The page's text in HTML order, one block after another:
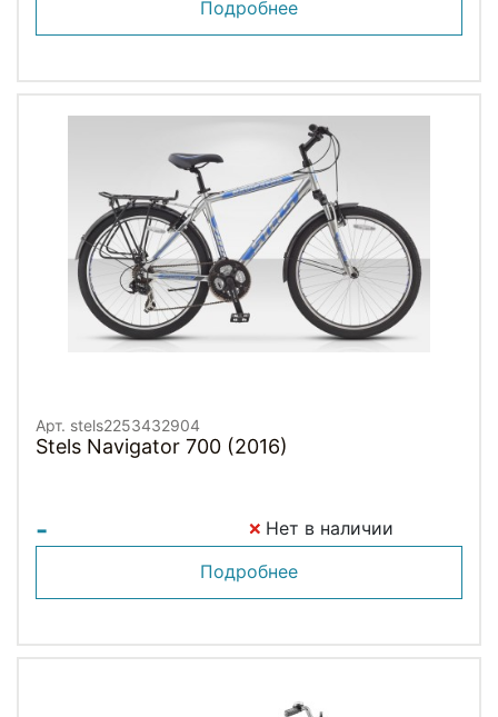
Подробнее
Арт. stels2253432904
Stels Navigator 700 (2016)
-
Нет в наличии
Подробнее